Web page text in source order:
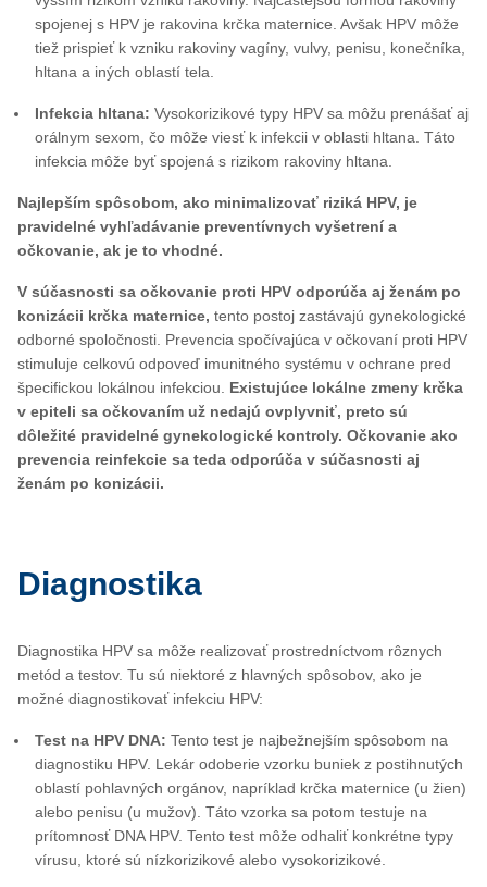
spojenej s HPV je rakovina krčka maternice. Avšak HPV môže
tiež prispieť k vzniku rakoviny vagíny, vulvy, penisu, konečníka,
hltana a iných oblastí tela.
Infekcia hltana: Vysokorizikové typy HPV sa môžu prenášať aj
orálnym sexom, čo môže viesť k infekcii v oblasti hltana. Táto
infekcia môže byť spojená s rizikom rakoviny hltana.
Najlepším spôsobom, ako minimalizovať riziká HPV, je
pravidelné vyhľadávanie preventívnych vyšetrení a
očkovanie, ak je to vhodné.
V súčasnosti sa očkovanie proti HPV odporúča aj ženám po
konizácii krčka maternice, tento postoj zastávajú gynekologické
odborné spoločnosti. Prevencia spočívajúca v očkovaní proti HPV
stimuluje celkovú odpoveď imunitného systému v ochrane pred
špecifickou lokálnou infekciou. Existujúce lokálne zmeny krčka
v epiteli sa očkovaním už nedajú ovplyvniť, preto sú
dôležité pravidelné gynekologické kontroly. Očkovanie ako
prevencia reinfekcie sa teda odporúča v súčasnosti aj
ženám po konizácii.
Diagnostika
Diagnostika HPV sa môže realizovať prostredníctvom rôznych
metód a testov. Tu sú niektoré z hlavných spôsobov, ako je
možné diagnostikovať infekciu HPV:
Test na HPV DNA: Tento test je najbežnejším spôsobom na
diagnostiku HPV. Lekár odoberie vzorku buniek z postihnutých
oblastí pohlavných orgánov, napríklad krčka maternice (u žien)
alebo penisu (u mužov). Táto vzorka sa potom testuje na
prítomnosť DNA HPV. Tento test môže odhaliť konkrétne typy
vírusu, ktoré sú nízkorizikové alebo vysokorizikové.